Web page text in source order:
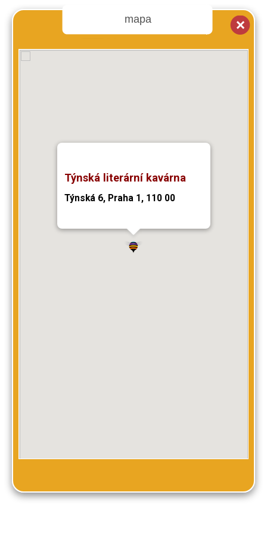
mapa
Týnská literární kavárna
Týnská 6, Praha 1, 110 00